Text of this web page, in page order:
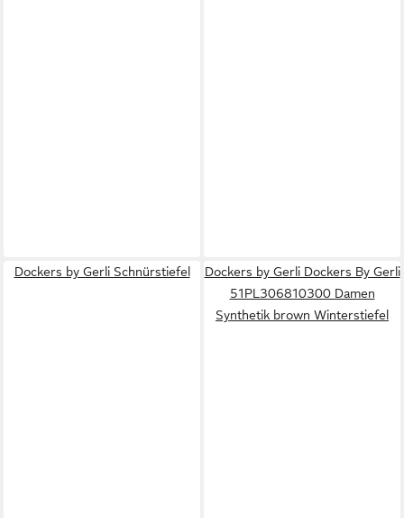
Dockers by Gerli Schnürstiefel
Dockers by Gerli Dockers By Gerli
51PL306810300 Damen
Synthetik brown Winterstiefel